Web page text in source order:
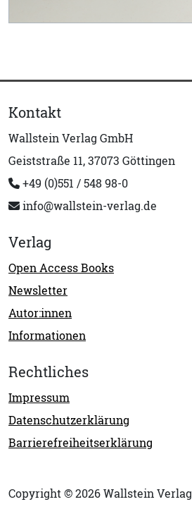
Kontakt
Wallstein Verlag GmbH
Geiststraße 11, 37073 Göttingen
+49 (0)551 / 548 98-0
info@wallstein-verlag.de
Verlag
Open Access Books
Newsletter
Autor:innen
Informationen
Rechtliches
Impressum
Datenschutzerklärung
Barrierefreiheitserklärung
Copyright © 2026 Wallstein Verlag